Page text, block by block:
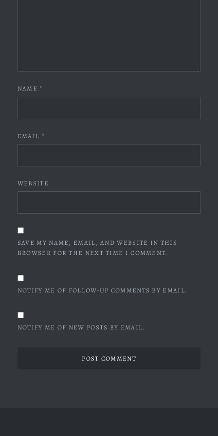
NAME *
EMAIL *
WEBSITE
SAVE MY NAME, EMAIL, AND WEBSITE IN THIS
BROWSER FOR THE NEXT TIME I COMMENT.
NOTIFY ME OF FOLLOW-UP COMMENTS BY EMAIL.
NOTIFY ME OF NEW POSTS BY EMAIL.